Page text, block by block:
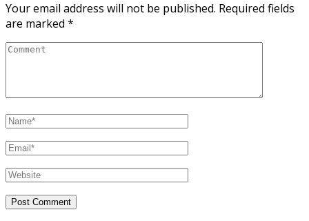
Your email address will not be published. Required fields
are marked *